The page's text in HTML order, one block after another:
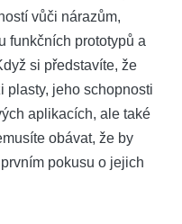
vůči nárazům,
funkčních prototypů a
si představíte, že
plasty, jeho schopnosti
aplikacích, ale také
obávat, že by
pokusu o jejich